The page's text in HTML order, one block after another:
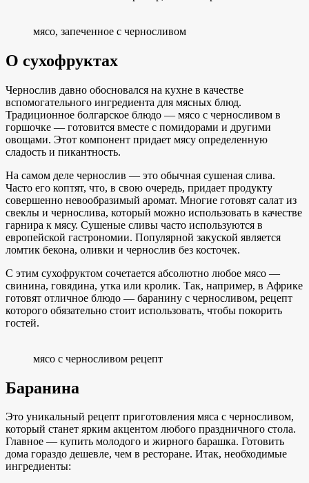
мясо, запеченное с черносливом
О сухофруктах
Чернослив давно обосновался на кухне в качестве
вспомогательного ингредиента для мясных блюд.
Традиционное болгарское блюдо — мясо с черносливом в
горшочке — готовится вместе с помидорами и другими
овощами. Этот компонент придает мясу определенную
сладость и пикантность.
На самом деле чернослив — это обычная сушеная слива.
Часто его коптят, что, в свою очередь, придает продукту
совершенно невообразимый аромат. Многие готовят салат из
свеклы и чернослива, который можно использовать в качестве
гарнира к мясу. Сушеные сливы часто используются в
европейской гастрономии. Популярной закуской является
ломтик бекона, оливки и чернослив без косточек.
С этим сухофруктом сочетается абсолютно любое мясо —
свинина, говядина, утка или кролик. Так, например, в Африке
готовят отличное блюдо — баранину с черносливом, рецепт
которого обязательно стоит использовать, чтобы покорить
гостей.
мясо с черносливом рецепт
Баранина
Это уникальный рецепт приготовления мяса с черносливом,
который станет ярким акцентом любого праздничного стола.
Главное — купить молодого и жирного барашка. Готовить
дома гораздо дешевле, чем в ресторане. Итак, необходимые
ингредиенты: